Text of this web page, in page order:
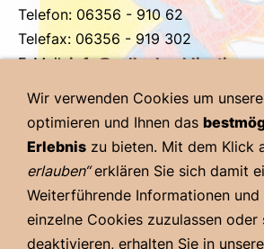
Telefon: 06356 - 910 62
Telefax: 06356 - 919 302
E-Mail:
© 2024 - 1. Pfälzer Comic-Salon
Kulturverein Gönnheim e.V. - Alle
Wir verwenden Cookies um
optimieren und Ihnen das
Erlebnis zu bieten. Mit dem Klick
erlauben“erklären Sie sich damit
Weiterführende Informationen
einzelne Cookies zuzulassen oder
deaktivieren, erhalten Sie in